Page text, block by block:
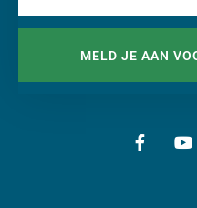
MELD JE AAN